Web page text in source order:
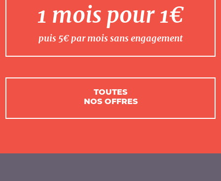
1 mois pour 1€
puis 5€ par mois sans engagement
TOUTES
NOS OFFRES